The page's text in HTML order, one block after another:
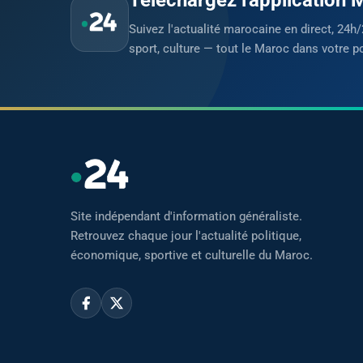
Suivez l'actualité marocaine en direct,
sport, culture — tout le Maroc dans votre
Site indépendant d'information généraliste.
Retrouvez chaque jour l'actualité politique,
économique, sportive et culturelle du Maroc.